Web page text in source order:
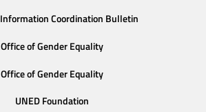
Coordination Bulletin
Office of Gender Equality
Office of Gender Equality
UNED Foundation